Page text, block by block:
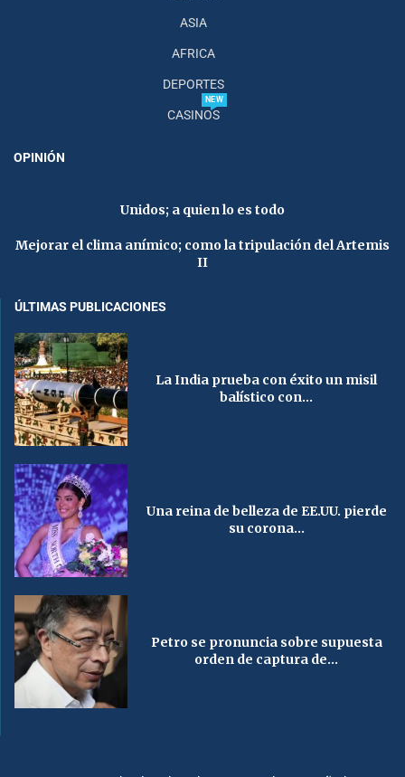
ASIA
AFRICA
DEPORTES
CASINOS
NEW
OPINIÓN
Unidos; a quien lo es todo
Mejorar el clima anímico; como la tripulación del Artemis
II
ÚLTIMAS PUBLICACIONES
La India prueba con éxito un misil
balístico con...
Una reina de belleza de EE.UU. pierde
su corona...
Petro se pronuncia sobre supuesta
orden de captura de...